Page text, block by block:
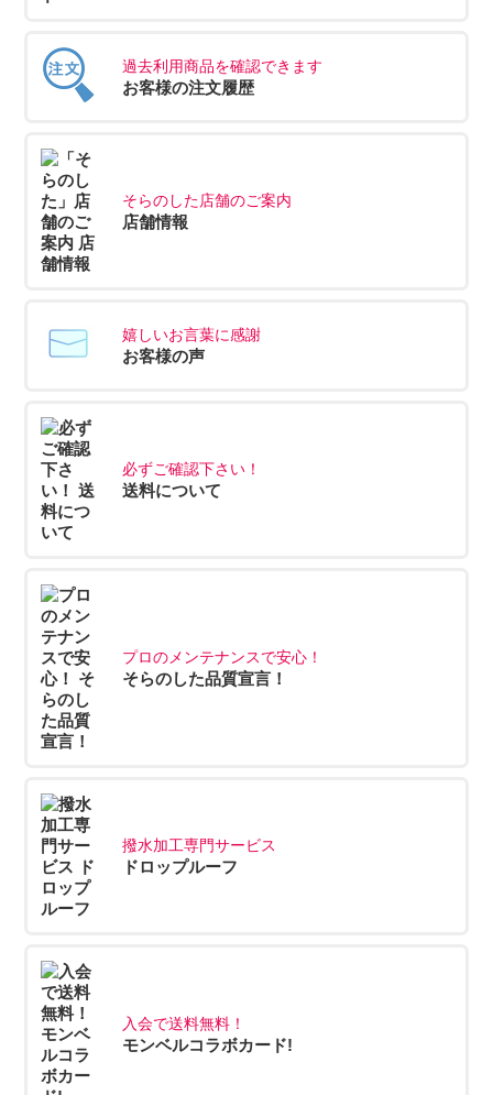
過去利用商品を確認できます
お客様の注文履歴
そらのした店舗のご案内
店舗情報
嬉しいお言葉に感謝
お客様の声
必ずご確認下さい！
送料について
プロのメンテナンスで安心！
そらのした品質宣言！
撥水加工専門サービス
ドロップルーフ
入会で送料無料！
モンベルコラボカード!